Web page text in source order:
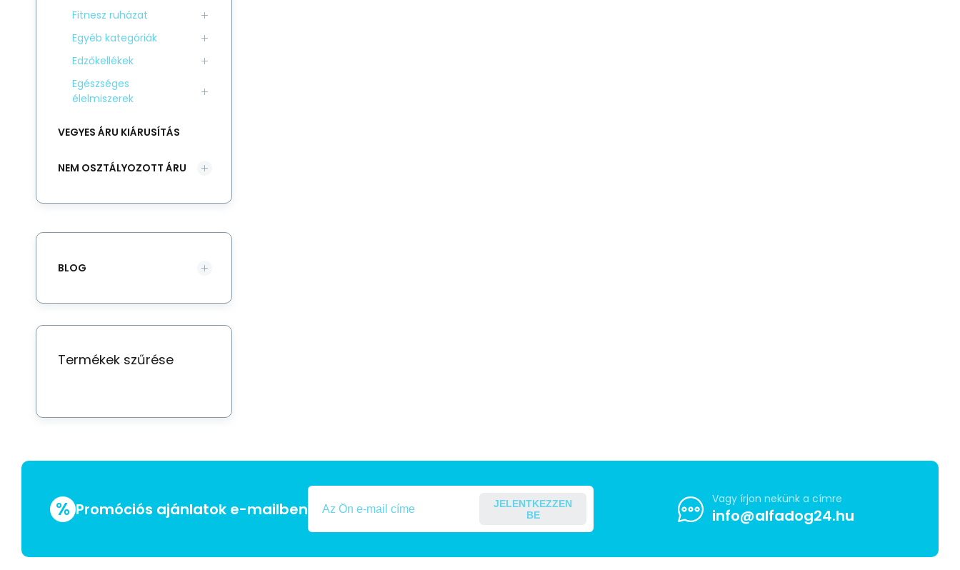
Fitnesz ruházat
Egyéb kategóriák
Edzőkellékek
Egészséges
élelmiszerek
VEGYES ÁRU KIÁRUSÍTÁS
NEM OSZTÁLYOZOTT ÁRU
BLOG
Termékek szűrése
% Promóciós ajánlatok e-mailben
JELENTKEZZEN
BE
Vagy írjon nekünk a címre
info@alfadog24.hu